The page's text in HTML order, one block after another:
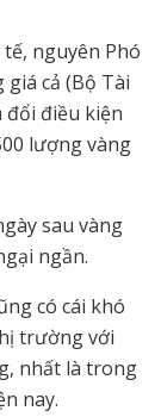
nguyên Phó
cả (Bộ Tài
đổi điều kiện
lượng vàng
sau vàng
ngần.
có cái khó
trường với
nhất là trong
nay.